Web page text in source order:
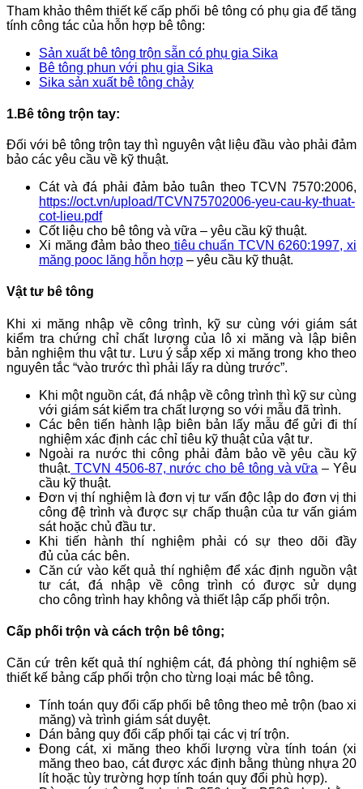
Tham khảo thêm thiết kế cấp phối bê tông có phụ gia để tăng
tính công tác của hỗn hợp bê tông:
Sản xuất bê tông trộn sẵn có phụ gia Sika
Bê tông phun với phụ gia Sika
Sika sản xuất bê tông chảy
1.Bê tông trộn tay:
Đối với bê tông trộn tay thì nguyên vật liệu đầu vào phải đảm
bảo các yêu cầu về kỹ thuật.
Cát và đá phải đảm bảo tuân theo TCVN 7570:2006,
https://oct.vn/upload/TCVN75702006-yeu-cau-ky-thuat-
cot-lieu.pdf
Cốt liệu cho bê tông và vữa – yêu cầu kỹ thuật.
Xi măng đảm bảo theo tiêu chuẩn TCVN 6260:1997, xi
măng pooc lăng hỗn hợp – yêu cầu kỹ thuật.
Vật tư bê tông
Khi xi măng nhập về công trình, kỹ sư cùng với giám sát
kiểm tra chứng chỉ chất lượng của lô xi măng và lập biên
bản nghiệm thu vật tư. Lưu ý sắp xếp xi măng trong kho theo
nguyên tắc “vào trước thì phải lấy ra dùng trước”.
Khi một nguồn cát, đá nhập về công trình thì kỹ sư cùng
với giám sát kiểm tra chất lượng so với mẫu đã trình.
Các bên tiến hành lập biên bản lấy mẫu để gửi đi thí
nghiệm xác định các chỉ tiêu kỹ thuật của vật tư.
Ngoài ra nước thi công phải đảm bảo về yêu cầu kỹ
thuật. TCVN 4506-87, nước cho bê tông và vữa – Yêu
cầu kỹ thuật.
Đơn vị thí nghiệm là đơn vị tư vấn độc lập do đơn vị thi
công đệ trình và được sự chấp thuận của tư vấn giám
sát hoặc chủ đầu tư.
Khi tiến hành thí nghiệm phải có sự theo dõi đầy
đủ của các bên.
Căn cứ vào kết quả thí nghiệm để xác định nguồn vật
tư cát, đá nhập về công trình có được sử dụng
cho công trình hay không và thiết lập cấp phối trộn.
Cấp phối trộn và cách trộn bê tông;
Căn cứ trên kết quả thí nghiệm cát, đá phòng thí nghiệm sẽ
thiết kế bảng cấp phối trộn cho từng loại mác bê tông.
Tính toán quy đổi cấp phối bê tông theo mẻ trộn (bao xi
măng) và trình giám sát duyệt.
Dán bảng quy đổi cấp phối tại các vị trí trộn.
Đong cát, xi măng theo khối lượng vừa tính toán (xi
măng theo bao, cát được xác định bằng thùng nhựa 20
lít hoặc tùy trường hợp tính toán quy đổi phù hợp).